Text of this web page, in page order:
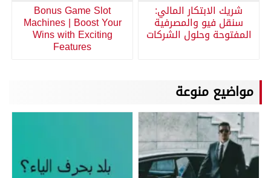
شريك الابتكار المالي:
سنقل فيو والمصرفية
المفتوحة وحلول الشركات
Bonus Game Slot
Machines | Boost Your
Wins with Exciting
Features
مواضيع منوعة